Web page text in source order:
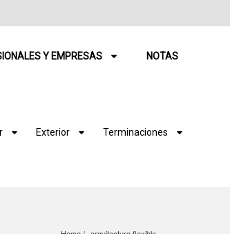
Y EMPRESAS NOTAS
Exterior Terminaciones